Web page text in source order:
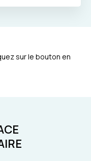
sur le bouton en